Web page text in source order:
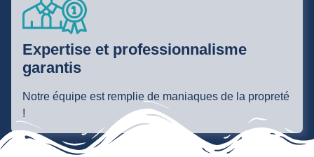
Expertise et professionnalisme
garantis
Notre équipe est remplie de maniaques de la propreté